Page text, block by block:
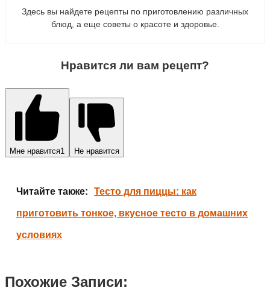
Здесь вы найдете рецепты по приготовлению различных
блюд, а еще советы о красоте и здоровье.
Нравится ли вам рецепт?
Мне нравится1 Не нравится
Читайте также: Тесто для пиццы: как
приготовить тонкое, вкусное тесто в домашних
условиях
Похожие Записи: